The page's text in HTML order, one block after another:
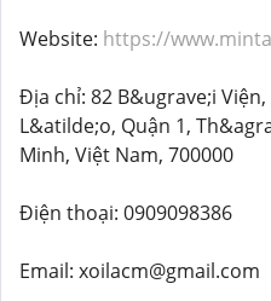
Website: https://
Địa chỉ: 82 B&ugrave;i
L&atilde;o, Quận 1,
Minh, Việt Nam, 700000
Điện thoại: 0909098386
Email: xoilacm@gmail.com